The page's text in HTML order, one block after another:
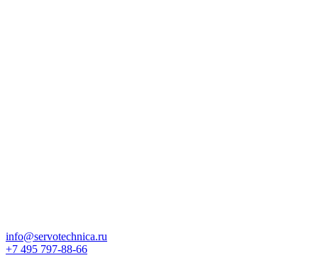
info@servotechnica.ru
+7 495 797-88-66